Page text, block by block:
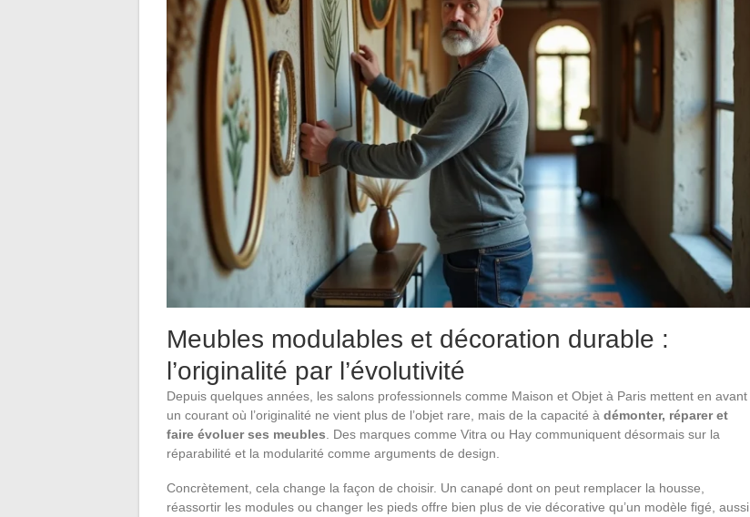
Meubles modulables et décoration durable :
l’originalité par l’évolutivité
Depuis quelques années, les salons professionnels comme Maison et Objet à Paris mettent en avant
un courant où l’originalité ne vient plus de l’objet rare, mais de la capacité à démonter, réparer et
faire évoluer ses meubles . Des marques comme Vitra ou Hay communiquent désormais sur la
réparabilité et la modularité comme arguments de design.
Concrètement, cela change la façon de choisir. Un canapé dont on peut remplacer la housse,
réassortir les modules ou changer les pieds offre bien plus de vie décorative qu’un modèle figé, aussi